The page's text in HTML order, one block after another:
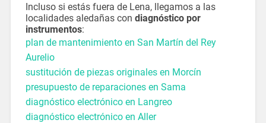
Incluso si estás fuera de Lena, llegamos a las
localidades aledañas con diagnóstico por
instrumentos:
plan de mantenimiento en San Martín del Rey
Aurelio
sustitución de piezas originales en Morcín
presupuesto de reparaciones en Sama
diagnóstico electrónico en Langreo
diagnóstico electrónico en Aller